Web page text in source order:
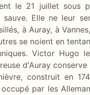
le 21 juillet sous
Elle ne leur
à Auray, à
se noient en
Victor Hugo
d'Auray conserve
construit en
par les